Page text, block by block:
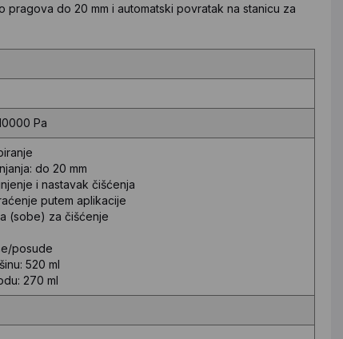
do 20 mm i automatski povratak na stanicu za
Pa
do 20 mm
i nastavak čišćenja
putem aplikacije
(sobe) za čišćenje
posude
520 ml
270 ml